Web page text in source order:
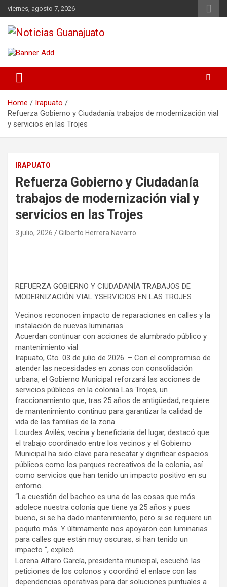
Skip
to
content
viernes, agosto 7, 2026
Noticias Guanajuato
Home
Irapuato
Refuerza Gobierno y Ciudadanía trabajos de modernización vial
y servicios en las Trojes
IRAPUATO
Refuerza Gobierno y Ciudadanía
trabajos de modernización vial y
servicios en las Trojes
3 julio, 2026 Gilberto Herrera Navarro
REFUERZA GOBIERNO Y CIUDADANÍA TRABAJOS DE
MODERNIZACIÓN VIAL YSERVICIOS EN LAS TROJES
Vecinos reconocen impacto de reparaciones en calles y la
instalación de nuevas luminarias
Acuerdan continuar con acciones de alumbrado público y
mantenimiento vial
Irapuato, Gto. 03 de julio de 2026. – Con el compromiso de
atender las necesidades en zonas con consolidación
urbana, el Gobierno Municipal reforzará las acciones de
servicios públicos en la colonia Las Trojes, un
fraccionamiento que, tras 25 años de antigüedad, requiere
de mantenimiento continuo para garantizar la calidad de
vida de las familias de la zona.
Lourdes Avilés, vecina y beneficiaria del lugar, destacó que
el trabajo coordinado entre los vecinos y el Gobierno
Municipal ha sido clave para rescatar y dignificar espacios
públicos como los parques recreativos de la colonia, así
como servicios que han tenido un impacto positivo en su
entorno.
“La cuestión del bacheo es una de las cosas que más
adolece nuestra colonia que tiene ya 25 años y pues
bueno, si se ha dado mantenimiento, pero si se requiere un
poquito más. Y últimamente nos apoyaron con luminarias
para calles que están muy oscuras, si han tenido un
impacto “, explicó.
Lorena Alfaro García, presidenta municipal, escuchó las
peticiones de los colonos y coordinó el enlace con las
dependencias operativas para dar soluciones puntuales a